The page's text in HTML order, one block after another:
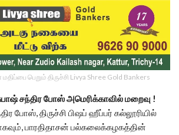
பெறும் திருச்சி Livya Shree Gold Bankers
சுபாஷ் சந்திர போஸ் அமெரிக்காவில் மறைவு !
போஸ், திருச்சி பிஷப் ஹீப்பர் கல்லூரியில்
பாரதிதாசன் பல்கலைக்கழகத்தின்